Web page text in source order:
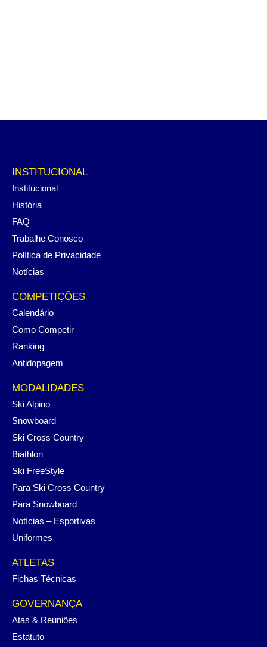
INSTITUCIONAL
Institucional
História
FAQ
Trabalhe Conosco
Política de Privacidade
Notícias
COMPETIÇÕES
Calendário
Como Competir
Ranking
Antidopagem
MODALIDADES
Ski Alpino
Snowboard
Ski Cross Country
Biathlon
Ski FreeStyle
Para Ski Cross Country
Para Snowboard
Notícias – Esportivas
Uniformes
ATLETAS
Fichas Técnicas
GOVERNANÇA
Atas & Reuniões
Estatuto